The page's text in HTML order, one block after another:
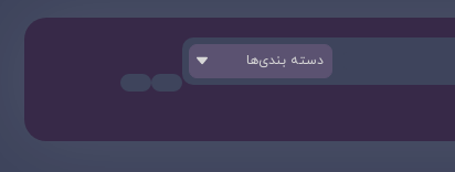
دسته بندی‌ها